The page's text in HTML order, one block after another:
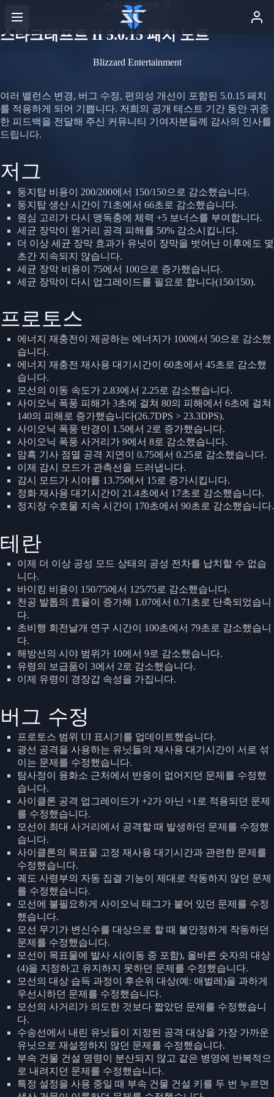
스타크래프트 II
스타크래프트 II 5.0.15 패치 노트
Blizzard Entertainment
여러 밸런스 변경, 버그 수정, 편의성 개선이 포함된 5.0.15 패치
를 적용하게 되어 기쁩니다. 저희의 공개 테스트 기간 동안 귀중
한 피드백을 전달해 주신 커뮤니티 기여자분들께 감사의 인사를
드립니다.
저그
둥지탑 비용이 200/200에서 150/150으로 감소했습니다.
둥지탑 생산 시간이 71초에서 66초로 감소했습니다.
원심 고리가 다시 맹독충에 체력 +5 보너스를 부여합니다.
세균 장막이 원거리 공격 피해를 50% 감소시킵니다.
더 이상 세균 장막 효과가 유닛이 장막을 벗어난 이후에도 몇
초간 지속되지 않습니다.
세균 장막 비용이 75에서 100으로 증가했습니다.
세균 장막이 다시 업그레이드를 필요로 합니다(150/150).
프로토스
에너지 재충전이 제공하는 에너지가 100에서 50으로 감소했
습니다.
에너지 재충전 재사용 대기시간이 60초에서 45초로 감소했
습니다.
모선의 이동 속도가 2.83에서 2.25로 감소했습니다.
사이오닉 폭풍 피해가 3초에 걸쳐 80의 피해에서 6초에 걸쳐
140의 피해로 증가했습니다(26.7DPS > 23.3DPS).
사이오닉 폭풍 반경이 1.5에서 2로 증가했습니다.
사이오닉 폭풍 사거리가 9에서 8로 감소했습니다.
암흑 기사 점멸 공격 지연이 0.75에서 0.25로 감소했습니다.
이제 감시 모드가 관측선을 드러냅니다.
감시 모드가 시야를 13.75에서 15로 증가시킵니다.
정화 재사용 대기시간이 21.4초에서 17초로 감소했습니다.
정지장 수호물 지속 시간이 170초에서 90초로 감소했습니다.
테란
이제 더 이상 공성 모드 상태의 공성 전차를 납치할 수 없습
니다.
바이킹 비용이 150/75에서 125/75로 감소했습니다.
천공 발톱의 효율이 증가해 1.07에서 0.71초로 단축되었습니
다.
초비행 회전날개 연구 시간이 100초에서 79초로 감소했습니
다.
해방선의 시야 범위가 10에서 9로 감소했습니다.
유령의 보급품이 3에서 2로 감소했습니다.
이제 유령이 경장갑 속성을 가집니다.
버그 수정
프로토스 범위 UI 표시기를 업데이트했습니다.
광선 공격을 사용하는 유닛들의 재사용 대기시간이 서로 섞
이는 문제를 수정했습니다.
탐사정이 융화소 근처에서 반응이 없어지던 문제를 수정했
습니다.
사이클론 공격 업그레이드가 +2가 아닌 +1로 적용되던 문제
를 수정했습니다.
모선이 최대 사거리에서 공격할 때 발생하던 문제를 수정했
습니다.
사이클론의 목표물 고정 재사용 대기시간과 관련한 문제를
수정했습니다.
궤도 사령부의 자동 집결 기능이 제대로 작동하지 않던 문제
를 수정했습니다.
모선에 불필요하게 사이오닉 태그가 붙어 있던 문제를 수정
했습니다.
모선 무기가 변신수를 대상으로 할 때 불안정하게 작동하던
문제를 수정했습니다.
모선이 목표물에 발사 시(이동 중 포함), 올바른 숫자의 대상
(4)을 지정하고 유지하지 못하던 문제를 수정했습니다.
모선의 대상 습득 과정이 후순위 대상(예: 애벌레)을 과하게
우선시하던 문제를 수정했습니다.
모선의 사거리가 의도한 것보다 짧았던 문제를 수정했습니
다.
수송선에서 내린 유닛들이 지정된 공격 대상을 가장 가까운
유닛으로 재설정하지 않던 문제를 수정했습니다.
부속 건물 건설 명령이 분산되지 않고 같은 병영에 반복적으
로 내려지던 문제를 수정했습니다.
특정 설정을 사용 중일 때 부속 건물 건설 키를 두 번 누르면